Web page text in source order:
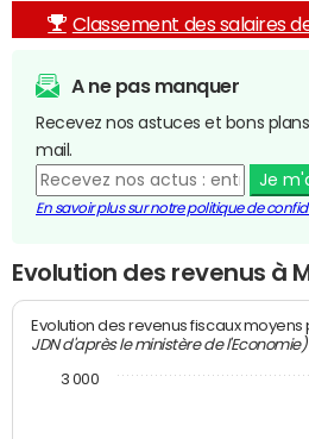
Classement des salaires
A ne pas manquer
Recevez nos astuces et bons
mail.
Je
En savoir plus sur notre politique de
Evolution des revenus à
Evolution des revenus fiscaux moyens
JDN d'après le ministère de l'Economie)
3 000